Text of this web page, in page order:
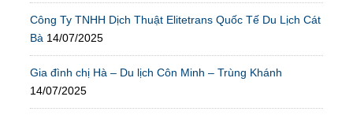
Công Ty TNHH Dịch Thuật Elitetrans Quốc Tế Du Lịch Cát
Bà 14/07/2025
Gia đình chị Hà – Du lịch Côn Minh – Trùng Khánh
14/07/2025